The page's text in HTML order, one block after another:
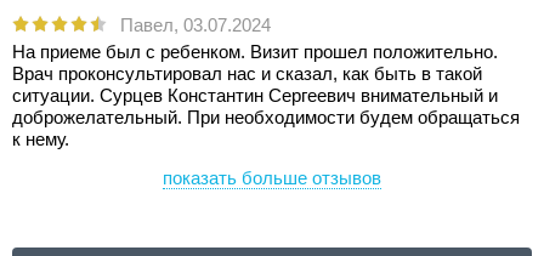
Павел, 03.07.2024
На приеме был с ребенком. Визит прошел положительно.
Врач проконсультировал нас и сказал, как быть в такой
ситуации. Сурцев Константин Сергеевич внимательный и
доброжелательный. При необходимости будем обращаться
к нему.
показать больше отзывов